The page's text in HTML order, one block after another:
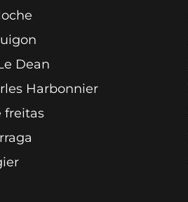
Dean
Harbonnier
freitas